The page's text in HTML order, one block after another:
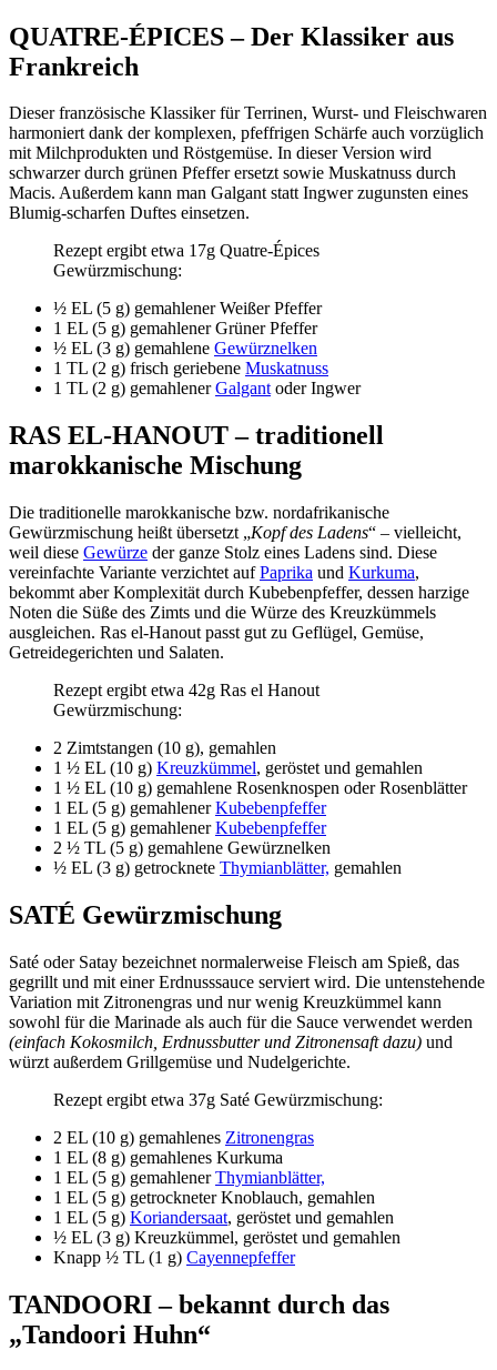
QUATRE-ÉPICES – Der Klassiker aus
Frankreich
Dieser französische Klassiker für Terrinen, Wurst- und Fleischwaren
harmoniert dank der komplexen, pfeffrigen Schärfe auch vorzüglich
mit Milchprodukten und Röstgemüse. In dieser Version wird
schwarzer durch grünen Pfeffer ersetzt sowie Muskatnuss durch
Macis. Außerdem kann man Galgant statt Ingwer zugunsten eines
Blumig-scharfen Duftes einsetzen.
Rezept ergibt etwa 17g Quatre-Épices
Gewürzmischung:
½ EL (5 g) gemahlener Weißer Pfeffer
1 EL (5 g) gemahlener Grüner Pfeffer
½ EL (3 g) gemahlene Gewürznelken
1 TL (2 g) frisch geriebene Muskatnuss
1 TL (2 g) gemahlenerGalgantoder Ingwer
RAS EL-HANOUT – traditionell
marokkanische Mischung
Die traditionelle marokkanische bzw. nordafrikanische
Gewürzmischung heißt übersetzt „Kopf des Ladens“ – vielleicht,
weil diese Gewürze der ganze Stolz eines Ladens sind. Diese
vereinfachte Variante verzichtet aufPaprika und Kurkuma,
bekommt aber Komplexität durch Kubebenpfeffer, dessen harzige
Noten die Süße des Zimts und die Würze des Kreuzkümmels
ausgleichen. Ras el-Hanout passt gut zu Geflügel, Gemüse,
Getreidegerichten und Salaten.
Rezept ergibt etwa 42g Ras el Hanout
Gewürzmischung:
2 Zimtstangen (10 g), gemahlen
1 ½ EL (10 g) Kreuzkümmel, geröstet und gemahlen
1 ½ EL (10 g) gemahlene Rosenknospen oder Rosenblätter
1 EL (5 g) gemahlenerKubebenpfeffer
1 EL (5 g) gemahlenerKubebenpfeffer
2 ½ TL (5 g) gemahlene Gewürznelken
½ EL (3 g) getrocknete Thymianblätter, gemahlen
SATÉ Gewürzmischung
Saté oder Satay bezeichnet normalerweise Fleisch am Spieß, das
gegrillt und mit einer Erdnusssauce serviert wird. Die untenstehende
Variation mit Zitronengras und nur wenig Kreuzkümmel kann
sowohl für die Marinade als auch für die Sauce verwendet werden
(einfach Kokosmilch, Erdnussbutter und Zitronensaft dazu) und
würzt außerdem Grillgemüse und Nudelgerichte.
Rezept ergibt etwa 37g Saté Gewürzmischung:
2 EL (10 g) gemahlenes Zitronengras
1 EL (8 g) gemahlenes Kurkuma
1 EL (5 g) gemahlenerThymianblätter,
1 EL (5 g) getrockneter Knoblauch, gemahlen
1 EL (5 g) Koriandersaat, geröstet und gemahlen
½ EL (3 g) Kreuzkümmel, geröstet und gemahlen
Knapp ½ TL (1 g) Cayennepfeffer
TANDOORI – bekannt durch das
„Tandoori Huhn“